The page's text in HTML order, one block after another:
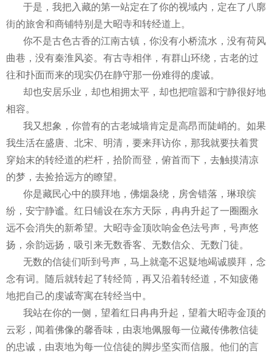
于是，我把入藏的第一站定在了你的视域内，定在了八廓
街的旅舍和商铺特别是大昭寺和转经道上。
你不是古色古香的江南古镇，你没有小桥流水，没有荷风
曲巷，没有秦淮风姿。有古寺相伴，有群山环绕，古老的过
往和扑面而来的现实仍在静守那一份难得的虔诚。
却也安居乐业，却也相拥太平，却也把喧嚣和宁静很好地
相容。
我又想象，你曾有的古老城墙肯定是高昂而陡峭的。如果
我生活在盛唐、北宋、明清，要来拜访你，那我就要扶着贯
穿始末的转经道的栏杆，拾阶而登，俯首而下，去触摸清凉
的梦，去捡拾远方的瞭望。
你是藏民心中的膜拜地，佛烟袅绕，房舍错落，琳琅缤
纷，安宁静谧。红日铺设在东方天际，冉冉升起了一圈圈永
远不会消失的新希望。大昭寺金顶吹响金色法号声，号声悠
扬，余韵远扬，吸引来无数香客、无数信众、无数门徒。
无数的信徒们听到号声，马上就毫不迟疑地竭诚膜拜，念
念有词。随后就转起了转经筒，再又沿着转经道，不知疲倦
地把自己的虔诚寄寓在转经当中。
我站在你的一侧，望着红日冉冉升起，望着大昭寺金顶的
云彩，闻着佛像的馨香味，由衷地佩服每一位藏传佛教信徒
的忠诚，由衷地为每一位信徒的脚步坚实而信服。他们的言